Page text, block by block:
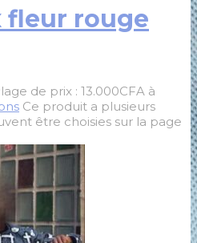
fleur rouge
de prix : 13.000CFA à
Ce produit a plusieurs
être choisies sur la page